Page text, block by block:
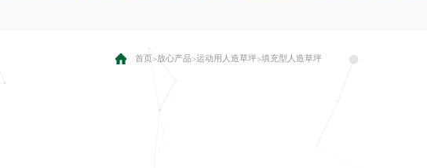
首页>放心产品>运动用人造草坪>填充型人造草坪